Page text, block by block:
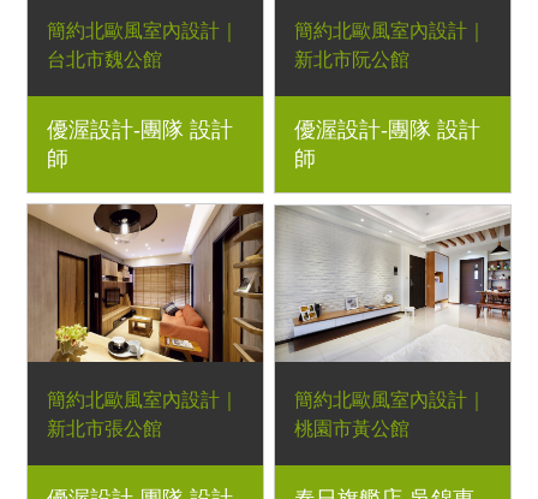
簡約北歐風室內設計｜
台北市魏公館
梣木靠牆書架、柚木斜
背扶手沙發、柚木 Y腳
長方形餐桌、柚木Y腳
長方形茶几、柚木細扶
手椅、柚木長凳、柚木
開放式書架｜小坪數規
劃、室內設計、室內裝
潢、舊屋翻新、新屋裝
潢、實木家具規劃
優渥設計-團隊 設計
師
簡約北歐風室內設計｜
新北市阮公館
系統櫃、雜誌款梣木大
茶几、梣木細扶手椅、
梣木彎曲靠背椅、梣木
細腳長方形餐桌｜室內
設計、室內裝潢、舊屋
翻新、新屋裝潢、實木
家具規劃
優渥設計-團隊 設計
師
簡約北歐風室內設計｜
新北市張公館
系統櫃、H型梣木沙
簡約北歐風室內設計｜
桃園市黃公館
2房1廳｜系統櫃、柚木